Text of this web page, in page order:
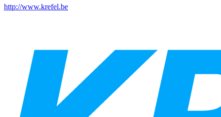
http://www.krefel.be